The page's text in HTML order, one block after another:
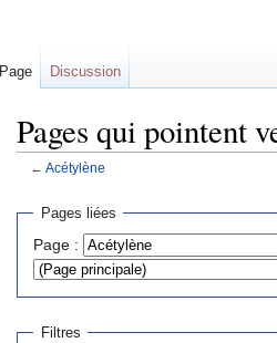
Pages qui pointent
← Acétylène
Pages liées
Page :
Filtres
Page Discussion